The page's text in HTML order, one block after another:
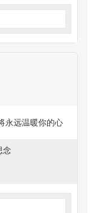
永远温暖你的心
念